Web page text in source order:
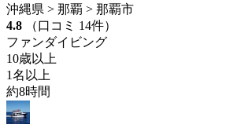
沖縄県 > 那覇 > 那覇市
4.8
（口コミ 14件）
ファンダイビング
10歳以上
1名以上
約8時間